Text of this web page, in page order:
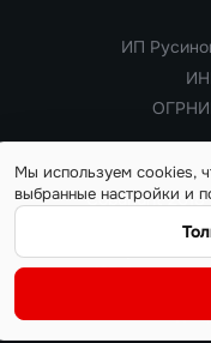
Copyright
Информация на сайте
статьи 437
наличие
ИП
Мы используем cookies,
выбранные настройки и